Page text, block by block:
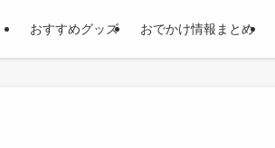
おすすめグッズ おでかけ情報まとめ